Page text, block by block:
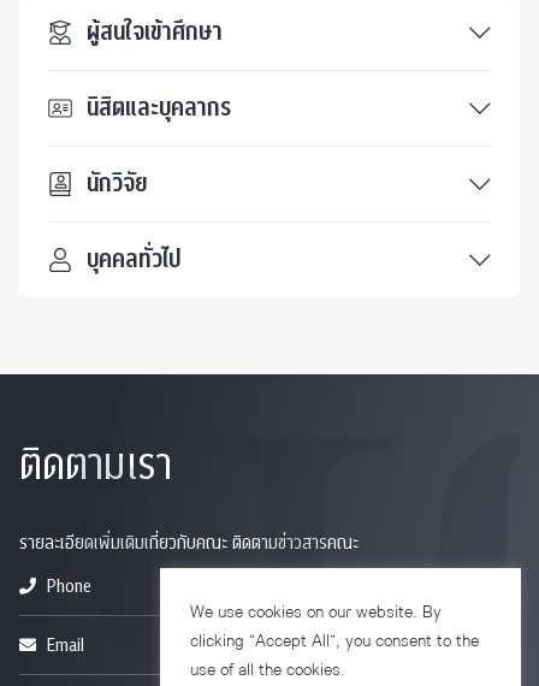
ผู้สนใจเข้าศึกษา
นิสิตและบุคลากร
นักวิจัย
บุคคลทั่วไป
ติดตามเรา
รายละเอียดเพิ่มเติมเกี่ยวกับคณะ ติดตามข่าวสารคณะ
Phone
Email psy@chula.ac.th
We use cookies on our website. By
clicking “Accept All”, you consent to the
use of all the cookies.